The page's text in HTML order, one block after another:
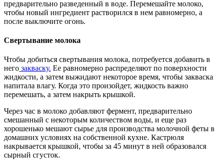
предварительно разведенный в воде. Перемешайте молоко,
чтобы новый ингредиент растворился в нем равномерно, а
после выключите огонь.
Свертывание молока
Чтобы добиться свертывания молока, потребуется добавить в
него закваску. Ее равномерно распределяют по поверхности
жидкости, а затем выжидают некоторое время, чтобы закваска
напитала влагу. Когда это произойдет, жидкость важно
перемешать, а затем накрыть крышкой.
Через час в молоко добавляют фермент, предварительно
смешанный с некоторым количеством воды, и еще раз
хорошенько мешают сырье для производства молочной феты в
домашних условиях на собственной кухне. Кастрюля
накрывается крышкой, чтобы за 45 минут в ней образовался
сырный сгусток.